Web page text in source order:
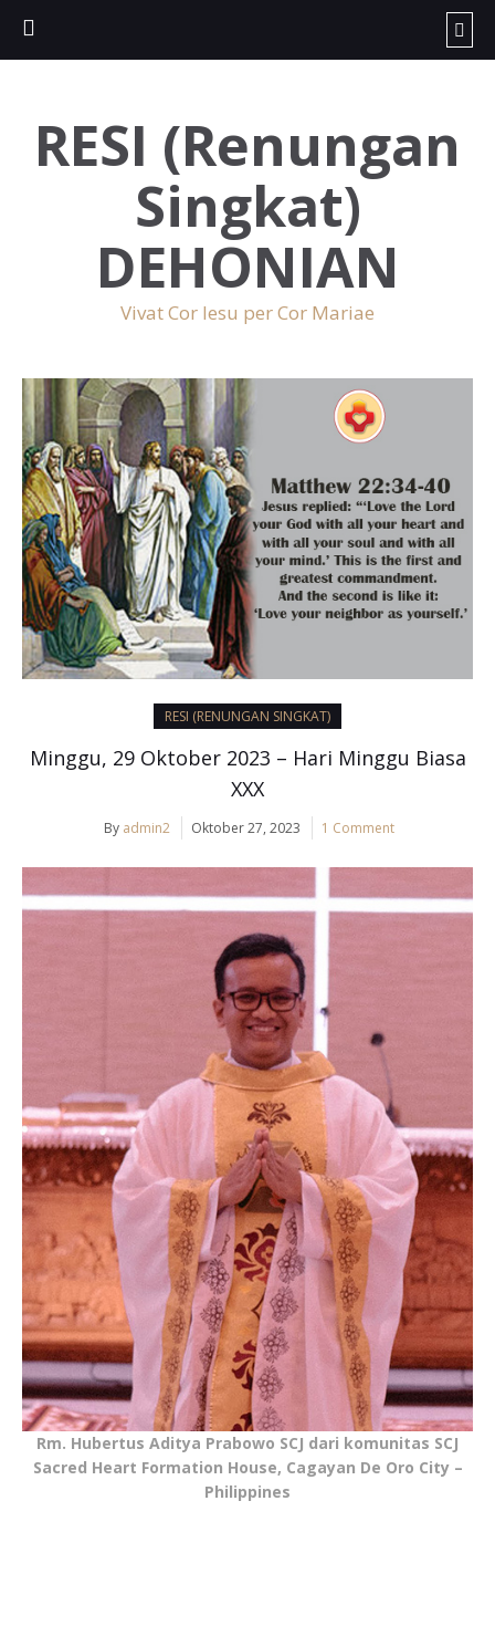
RESI (Renungan
Singkat)
DEHONIAN
Vivat Cor Iesu per Cor Mariae
RESI (RENUNGAN SINGKAT)
Minggu, 29 Oktober 2023 – Hari Minggu Biasa
XXX
By admin2 Oktober 27, 2023 1 Comment
Rm. Hubertus Aditya Prabowo SCJ dari komunitas SCJ
Sacred Heart Formation House, Cagayan De Oro City –
Philippines